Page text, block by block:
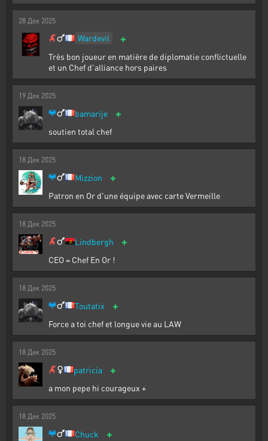
28 Дек 2025
Wardevil +
Très bon joueur en matière de diplomatie conflictuelle
et un Chef d'alliance hors paires
19 Дек 2025
bamarije +
soutien total chef
18 Дек 2025
Mizzion +
Patron en Or d'une équipe avec carte Vermeille
18 Дек 2025
Lindbergh +
CEO = Chef En Or !
18 Дек 2025
Toutatix +
Force a toi chef et longue vie au LAW
18 Дек 2025
patricia +
a mon pepe hi courageux +
18 Дек 2025
Chuck +